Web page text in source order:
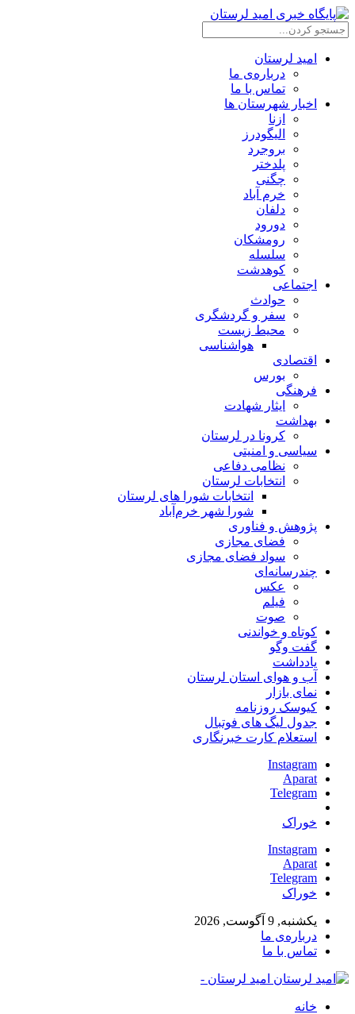
امید لرستان
درباره‌ی ما
تماس با ما
اخبار شهرستان ها
ازنا
الیگودرز
بروجرد
پلدختر
چگنی
خرم آباد
دلفان
دورود
رومشکان
سلسله
کوهدشت
اجتماعی
حوادث
سفر و گردشگری
محیط زیست
هواشناسی
اقتصادی
بورس
فرهنگی
ایثار شهادت
بهداشت
کرونا در لرستان
سیاسی و امنیتی
نظامی دفاعی
انتخابات لرستان
انتخابات شورا های لرستان
شورا شهر خرم‌آباد
پژوهش و فناوری
فضای مجازی
سواد فضای مجازی
چندرسانه‌ای
عكس
فیلم
صوت
کوتاه و خواندنی
گفت وگو
یادداشت
آب و هوای استان لرستان
نمای بازار
کیوسک روزنامه
جدول لیگ های فوتبال
استعلام کارت خبرنگاری
Instagram
Aparat
Telegram
خوراک
Instagram
Aparat
Telegram
خوراک
یکشنبه, 9 آگوست, 2026
درباره‌ی ما
تماس با ما
امید لرستان -
خانه